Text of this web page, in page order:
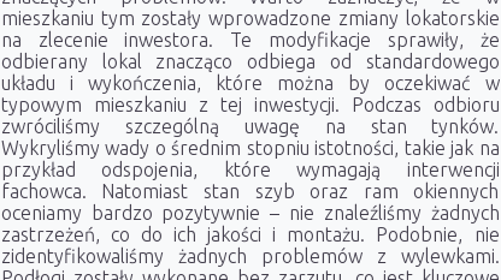
mieszkaniu tym zostały wprowadzone zmiany lokatorskie
na zlecenie inwestora. Te modyfikacje sprawiły, że
odbierany lokal znacząco odbiega od standardowego
układu i wykończenia, które można by oczekiwać w
typowym mieszkaniu z tej inwestycji. Podczas odbioru
zwróciliśmy szczególną uwagę na stan tynków.
Wykryliśmy wady o średnim stopniu istotności, takie jak na
przykład odspojenia, które wymagają interwencji
fachowca. Natomiast stan szyb oraz ram okiennych
oceniamy bardzo pozytywnie – nie znaleźliśmy żadnych
zastrzeżeń, co do ich jakości i montażu. Podobnie, nie
zidentyfikowaliśmy żadnych problemów z wylewkami.